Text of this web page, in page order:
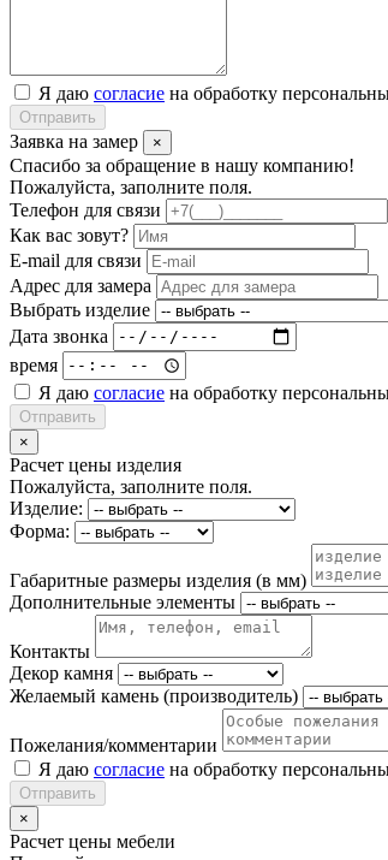
Я даю согласие на обработку
Отправить
Заявка на замер ×
Спасибо за обращение в нашу компанию!
Пожалуйста, заполните поля.
Телефон для связи
Как вас зовут?
E-mail для связи
Адрес для замера
Выбрать изделие
Дата звонка
время
Я даю согласие на обработку
Отправить
×
Расчет цены изделия
Пожалуйста, заполните поля.
Изделие:
Форма:
Габаритные размеры изделия (в мм)
Дополнительные элементы
Контакты
Декор камня
Желаемый камень (производитель)
Пожелания/комментарии
Я даю согласие на обработку
Отправить
×
Расчет цены мебели